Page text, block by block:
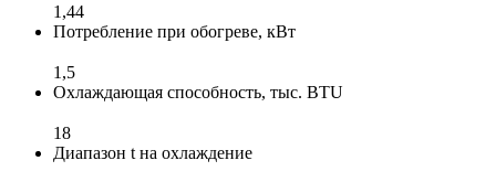
1,44
Потребление при обогреве, кВт
1,5
Охлаждающая способность, тыс. BTU
18
Диапазон t на охлаждение